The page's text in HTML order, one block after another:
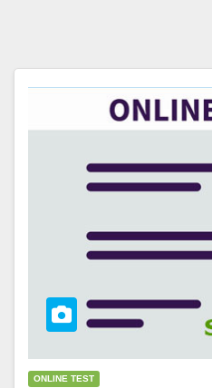
ONLINE TEST